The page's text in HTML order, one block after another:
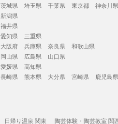
茨城県 埼玉県 千葉県 東京都
神奈川県
新潟県
福井県
愛知県
三重県
大阪府 兵庫県 奈良県
和歌山県
岡山県 広島県
山口県
愛媛県
高知県
長崎県 熊本県 大分県 宮崎県
鹿児島県
日帰り温泉 関東 陶芸体験・陶芸教室 関